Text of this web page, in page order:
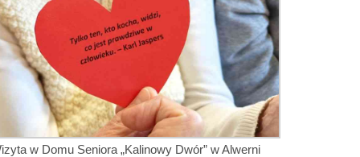
w Domu Seniora „Kalinowy Dwór” w Alwerni